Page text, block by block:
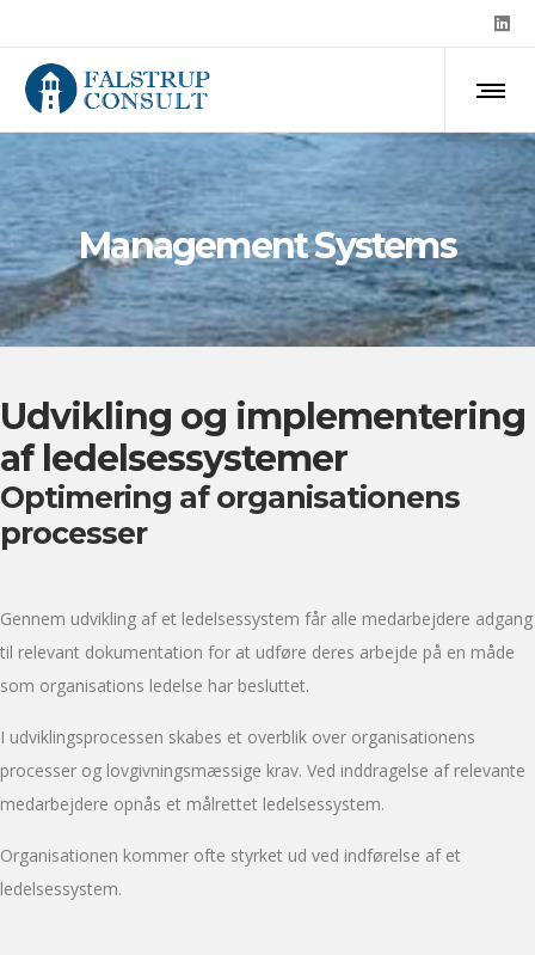
Management Systems
Udvikling og implementering
af ledelsessystemer
Optimering af organisationens
processer
Gennem udvikling af et ledelsessystem får alle medarbejdere adgang
til relevant dokumentation for at udføre deres arbejde på en måde
som organisations ledelse har besluttet.
I udviklingsprocessen skabes et overblik over organisationens
processer og lovgivningsmæssige krav. Ved inddragelse af relevante
medarbejdere opnås et målrettet ledelsessystem.
Organisationen kommer ofte styrket ud ved indførelse af et
ledelsessystem.